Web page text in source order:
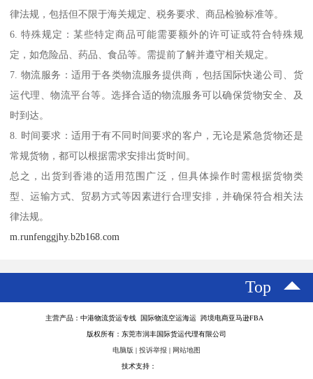
律法规，包括但不限于海关规定、税务要求、商品检验标准等。
6. 特殊规定：某些特定商品可能需要额外的许可证或符合特殊规
定，如危险品、药品、食品等。需提前了解并遵守相关规定。
7. 物流服务：适用于各类物流服务提供商，包括国际快递公司、货
运代理、物流平台等。选择合适的物流服务可以确保货物安全、及
时到达。
8. 时间要求：适用于有不同时间要求的客户，无论是紧急货物还是
常规货物，都可以根据需求安排出货时间。
总之，出货到香港的适用范围广泛，但具体操作时需根据货物类
型、运输方式、贸易方式等因素进行合理安排，并确保符合相关法
律法规。
m.runfenggjhy.b2b168.com
Top
主营产品：中港物流货运专线 国际物流空运海运 跨境电商亚马逊FBA
版权所有：东莞市润丰国际货运代理有限公司
电脑版 | 投诉举报 | 网站地图
技术支持：